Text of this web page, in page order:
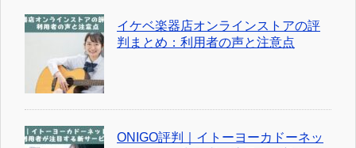
イケベ楽器店オンラインストアの評
判まとめ：利用者の声と注意点
ONIGO評判｜イトーヨーカドーネッ